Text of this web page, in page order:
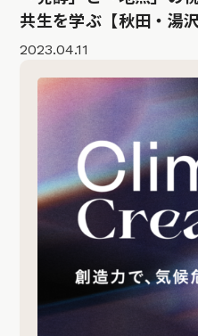
共生を学ぶ【秋田・湯
2023.04.11